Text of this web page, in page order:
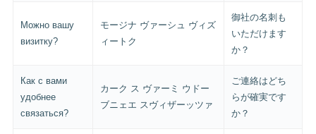
Можно вашу
визитку?
モージナ ヴァーシュ ヴィズ
ィートク
御社の名刺も
いただけます
か？
Как с вами
удобнее
связаться?
カーク ス ヴァーミ ウドー
ブニェエ スヴィザーッツァ
ご連絡はどち
らが確実です
か？